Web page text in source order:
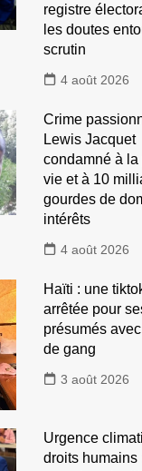
registre
les doutes
scrutin
4 août 2026
Crime
Lewis Jacquet
condamné à la
vie et à 10
gourdes de
intérêts
4 août 2026
Haïti : une
arrêtée pour
présumés
de gang
3 août 2026
Urgence
droits humains